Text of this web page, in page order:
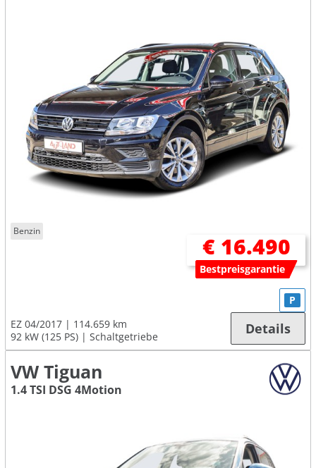
Benzin
€ 16.490
Bestpreisgarantie
EZ 04/2017
114.659 km
92 kW (125 PS)
Schaltgetriebe
P
Details
VW Tiguan
1.4 TSI DSG 4Motion